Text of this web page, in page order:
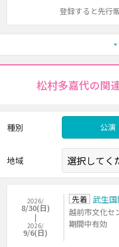
登録すると先行
松村多嘉代の関
種別 公演
地域
2026/
8/30(日)
2026/
9/6(日)
先着 武生
越前市文化セ
期間中有効